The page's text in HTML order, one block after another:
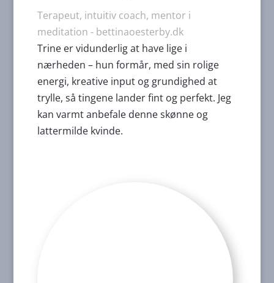
Terapeut, intuitiv coach, mentor i
meditation - bettinaoesterby.dk
Trine er vidunderlig at have lige i
nærheden – hun formår, med sin rolige
energi, kreative input og grundighed at
trylle, så tingene lander fint og perfekt. Jeg
kan varmt anbefale denne skønne og
lattermilde kvinde.